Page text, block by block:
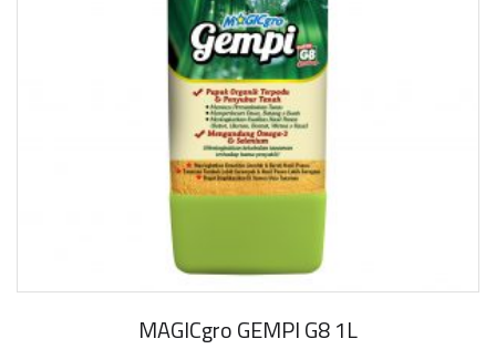
MAGICgro GEMPI G8 1L